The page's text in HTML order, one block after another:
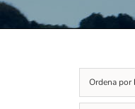
Ordena por